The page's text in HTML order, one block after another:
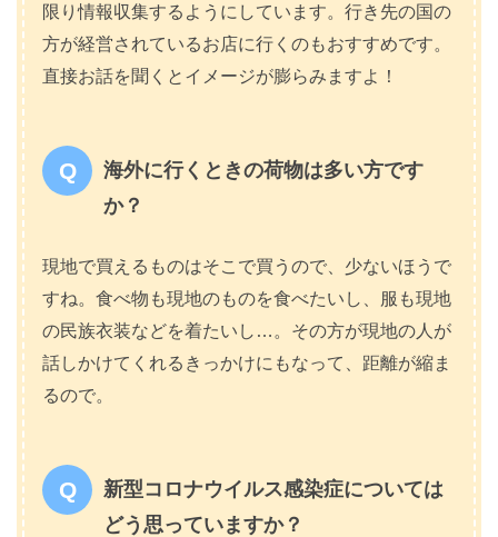
限り情報収集するようにしています。行き先の国の
方が経営されているお店に行くのもおすすめです。
直接お話を聞くとイメージが膨らみますよ！
海外に行くときの荷物は多い方です
か？
現地で買えるものはそこで買うので、少ないほうで
すね。食べ物も現地のものを食べたいし、服も現地
の民族衣装などを着たいし…。その方が現地の人が
話しかけてくれるきっかけにもなって、距離が縮ま
るので。
新型コロナウイルス感染症については
どう思っていますか？